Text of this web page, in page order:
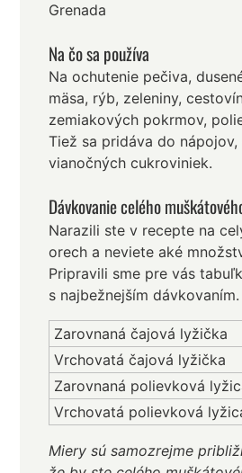
Grenada
Na čo sa používa
Na ochutenie pečiva,
mäsa, rýb, zeleniny,
zemiakových pokrmov,
Tiež sa pridáva do
vianočných cukroviniek.
Dávkovanie celého
Narazili ste v recepte na
orech a neviete aké
Pripravili sme pre vás
s najbežnejším dávkovaním.
Zarovnaná čajová lyžička
Vrchovatá čajová lyžička
Zarovnaná polievková
Vrchovatá polievková
Miery sú samozrejme